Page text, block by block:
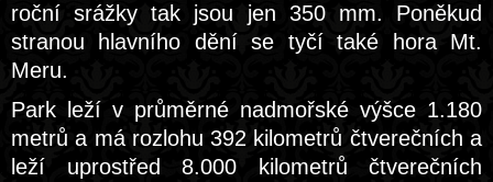
roční srážky tak jsou jen 350 mm. Poněkud
stranou hlavního dění se tyčí také hora Mt.
Meru.
Park leží v průměrné nadmořské výšce 1.180
metrů a má rozlohu 392 kilometrů čtverečních a
leží uprostřed 8.000 kilometrů čtverečních